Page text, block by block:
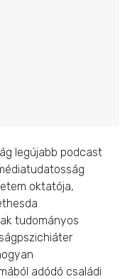
legújabb podcast
oktatója,
tudományos
adódó családi